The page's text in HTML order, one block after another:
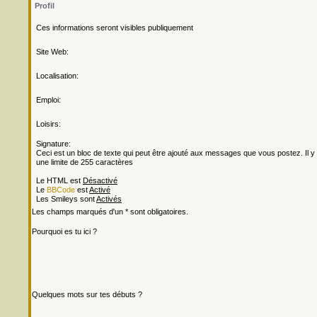
Profil
Ces informations seront visibles publiquement
Site Web:
Localisation:
Emploi:
Loisirs:
Signature:
Ceci est un bloc de texte qui peut être ajouté aux messages que vous postez. Il y
une limite de 255 caractères
Le HTML est Désactivé
Le BBCode estActivé
Les Smileys sontActivés
Les champs marqués d'un * sont obligatoires.
Pourquoi es tu ici ?
Quelques mots sur tes débuts ?